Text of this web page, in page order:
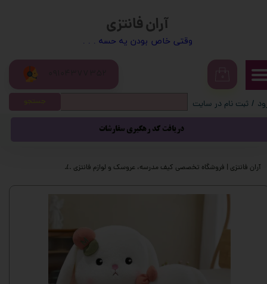
آران فانتزی
​​وقتی خاص بودن یه حسه . . .
/ ثبت نام در سایت
سفارشات
خروج از حساب کاربری
دریافت کد رهگیری سفارشات
جستجو
آران فانتزی | فروشگاه تخصصی کیف مدرسه، عروسک و لوازم فانتزی